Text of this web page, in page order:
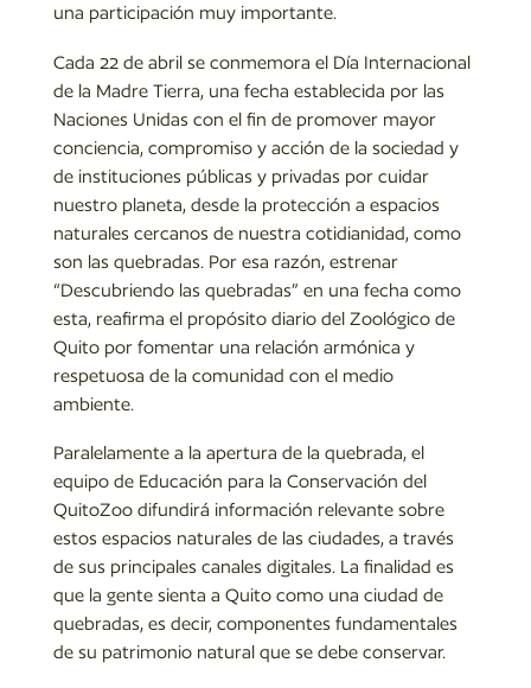
una participación muy importante.
Cada 22 de abril se conmemora el Día Internacional
de la Madre Tierra, una fecha establecida por las
Naciones Unidas con el fin de promover mayor
conciencia, compromiso y acción de la sociedad y
de instituciones públicas y privadas por cuidar
nuestro planeta, desde la protección a espacios
naturales cercanos de nuestra cotidianidad, como
son las quebradas. Por esa razón, estrenar
“Descubriendo las quebradas” en una fecha como
esta, reafirma el propósito diario del Zoológico de
Quito por fomentar una relación armónica y
respetuosa de la comunidad con el medio
ambiente.
Paralelamente a la apertura de la quebrada, el
equipo de Educación para la Conservación del
QuitoZoo difundirá información relevante sobre
estos espacios naturales de las ciudades, a través
de sus principales canales digitales. La finalidad es
que la gente sienta a Quito como una ciudad de
quebradas, es decir, componentes fundamentales
de su patrimonio natural que se debe conservar.